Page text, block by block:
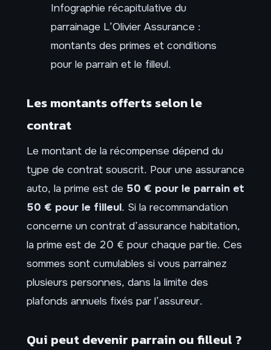
Infographie récapitulative du
parrainage L’Olivier Assurance :
montants des primes et conditions
pour le parrain et le filleul.
Les montants offerts selon le
contrat
Le montant de la récompense dépend du
type de contrat souscrit. Pour une assurance
auto, la prime est de 50 € pour le parrain et
50 € pour le filleul. Si la recommandation
concerne un contrat d’assurance habitation,
la prime est de 20 € pour chaque partie. Ces
sommes sont cumulables si vous parrainez
plusieurs personnes, dans la limite des
plafonds annuels fixés par l’assureur.
Qui peut devenir parrain ou filleul ?